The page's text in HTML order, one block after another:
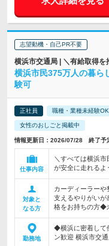
志望動機・自己PR不要
横浜市交通局 | ＼有給取得を
横浜市民375万人の暮ら
験可
正社員 職種・業種未経験OK
女性のおしごと掲載中
情報更新日：2026/07/28 終了予
仕事内容
＼すべては横浜市
が安全に走れるよ
対象と
なる方
カーディーラー
支えるやりがい
格をお持ちの方◆
勤務地
◆横浜に密着して
ン歓迎 横浜市交